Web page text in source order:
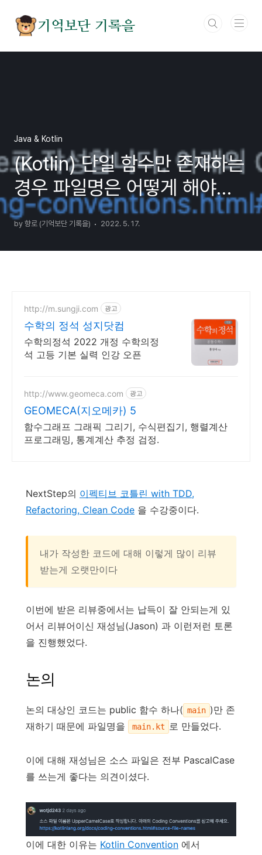
기억보단 기록을
Java & Kotlin
(Kotlin) 단일 함수만 존재하는
경우 파일명은 어떻게 해야할
까?
by 향로 (기억보단 기록을) 2022. 5. 17.
http://m.sungji.com 광고
수학의 정석 성지닷컴
수학의정석 2022 개정 수학의정
석 고등 기본 실력 인강 오픈
http://www.geomeca.com 광고
GEOMECA(지오메카) 5
함수그래프 그래픽 그리기, 수식편집기, 행렬계산
프로그래밍, 통계계산 추정 검정.
NextStep의 이펙티브 코틀린 with TDD,
Refactoring, Clean Code 을 수강중이다.
내가 작성한 코드에 대해 이렇게 많이 리뷰
받는게 오랫만이다
이번에 받은 리뷰중에서는 납득이 잘 안되는게 있
어서 리뷰어이신 재성님(Jason) 과 이런저런 토론
을 진행했었다.
논의
논의 대상인 코드는 public 함수 하나( main )만 존
재하기 때문에 파일명을
main.kt 로 만들었다.
이에 대해 재성님은 소스 파일은 전부 PascalCase
를 쓰는게 좋다는 의견이셨다.
이에 대한 이유는 Kotlin Convention 에서